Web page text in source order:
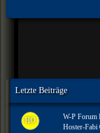
Letzte Beiträge
HO
W-P Forum
Hoster-Fabi